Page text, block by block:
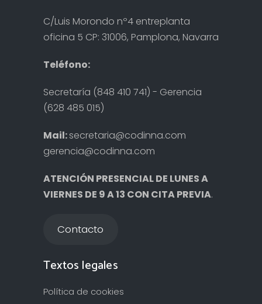
C/Luis Morondo nº4 entreplanta
oficina 5 CP: 31006, Pamplona, Navarra
Teléfono:
Secretaría (848 410 741) - Gerencia
(628 485 015)
Mail:secretaria@codinna.com
gerencia@codinna.com
ATENCIÓN PRESENCIAL DE LUNES A
VIERNES DE 9 A 13 CON CITA PREVIA.
Contacto
Textos legales
Política de cookies